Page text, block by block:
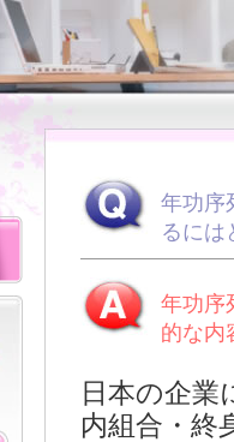
年功序
るには
年功序
的な内
日本の企業
内組合・終